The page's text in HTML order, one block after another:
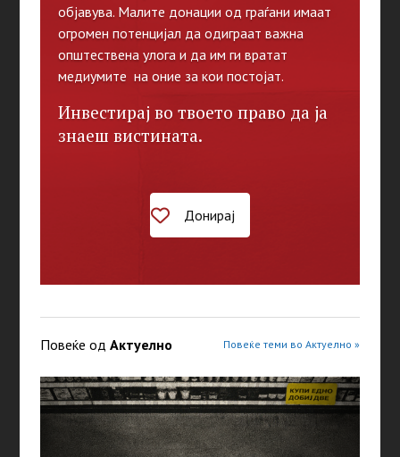
објавува. Малите донации од граѓани имаат
огромен потенцијал да одиграат важна
општествена улога и да им ги вратат
медиумите на оние за кои постојат.
Инвестирај во твоето право да ја
знаеш вистината.
Донирај
Повеќе од Актуелно Повеќе теми во Актуелно »